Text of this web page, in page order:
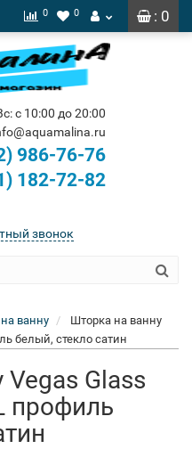
: 0
0 0
с 10:00 до 20:00
986-76-76
182-72-82
звонок
ванну
Шторка на ванну
белый, стекло сатин
Glass
профиль